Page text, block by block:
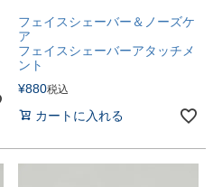
フェイスシェーバー＆ノーズケ
ア
フェイスシェーバーアタッチメ
ント
¥880税込
カートに入れる